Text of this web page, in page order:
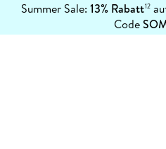
Summer Sale: 13% Rabatt12
Code
erfahren